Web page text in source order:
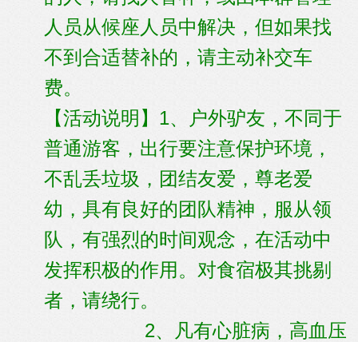
人员从候座人员中解决，但如果找
不到合适替补的，请主动补交车
费。
【活动说明】1、户外驴友，不同于
普通游客，出行要注意保护环境，
不乱丢垃圾，团结友爱，尊老爱
幼，具有良好的团队精神，服从领
队，有强烈的时间观念，在活动中
发挥积极的作用。对食宿极其挑剔
者，请绕行。
2、凡有心脏病，高血压